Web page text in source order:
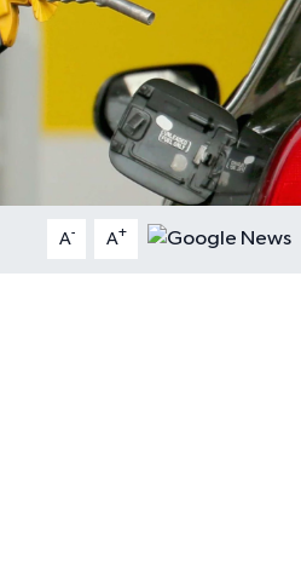
A- A+